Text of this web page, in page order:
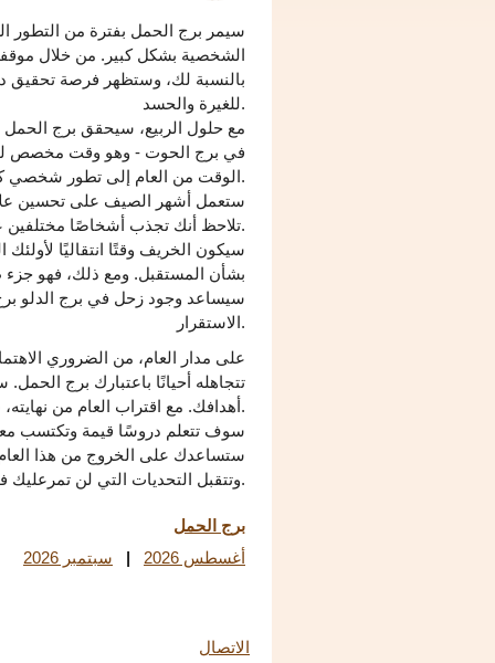
الشخصية بشكل كبير. من خلال
بالنسبة لك، وستظهر فرصة تحقيق
للغيرة والحسد.
في برج الحوت - وهو وقت مخصص
الوقت من العام إلى تطور شخصي كبير.
ستعمل أشهر الصيف على تحسين
تلاحظ أنك تجذب أشخاصًا مختلفين عنك، مما سيفتح آفاقًا ووجهات نظر جديدة.
سيكون الخريف وقتًا انتقاليًا
بشأن المستقبل. ومع ذلك، فهو جزء
سيساعد وجود زحل في برج الدلو
الاستقرار.
على مدار العام، من الضروري
تتجاهله أحيانًا باعتبارك برج
أهدافك. مع اقتراب العام من نهايته، ستشعر بالإنجاز والتقدم.
سوف تتعلم دروسًا قيمة وتكتسب
ستساعدك على الخروج من هذا
وتتقبل التحديات التي لن تمرعليك في عام 2027، فستحقق النجاح بلا شك.
برج الحمل
أغسطس 2026
سبتمبر 2026
الاتصال